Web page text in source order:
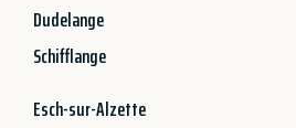
Dudelange
Schifflange
Esch-sur-Alzette